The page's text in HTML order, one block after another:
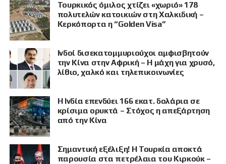
Τουρκικός όμιλος χτίζει «χωριό» 178
πολυτελών κατοικιών στη Χαλκιδική –
Κερκόπορτα η “Golden Visa”
Ινδοί δισεκατομμυριούχοι αμφισβητούν
την Κίνα στην Αφρική – Η μάχη για χρυσό,
λίθιο, χαλκό και τηλεπικοινωνίες
Η Ινδία επενδύει 166 εκατ. δολάρια σε
κρίσιμα ορυκτά – Στόχος η απεξάρτηση
από την Κίνα
Σημαντική εξέλιξη! Η Τουρκία αποκτά
παρουσία στα πετρέλαια του Κιρκούκ –